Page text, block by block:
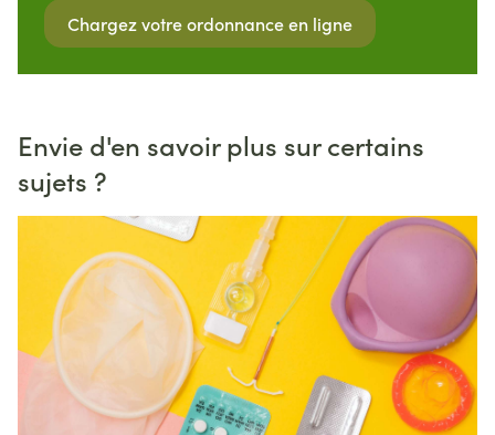
Chargez votre ordonnance en ligne
Envie d'en savoir plus sur certains
sujets ?